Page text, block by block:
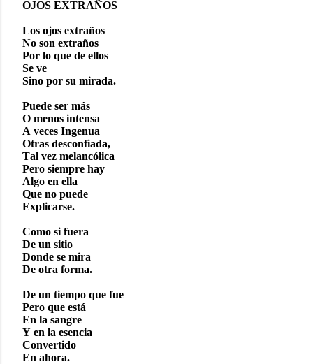
OJOS EXTRAÑOS
Los ojos extraños
No son extraños
Por lo que de ellos
Se ve
Sino por su mirada.
Puede ser más
O menos intensa
A veces Ingenua
Otras desconfiada,
Tal vez melancólica
Pero siempre hay
Algo en ella
Que no puede
Explicarse.
Como si fuera
De un sitio
Donde se mira
De otra forma.
De un tiempo que fue
Pero que está
En la sangre
Y en la esencia
Convertido
En ahora.